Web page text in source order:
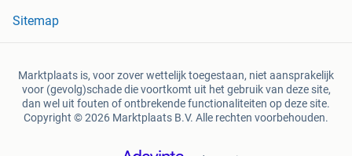
Sitemap
Marktplaats is, voor zover wettelijk toegestaan, niet aansprakelijk
voor (gevolg)schade die voortkomt uit het gebruik van deze site,
dan wel uit fouten of ontbrekende functionaliteiten op deze site.
Copyright © 2026 Marktplaats B.V. Alle rechten voorbehouden.